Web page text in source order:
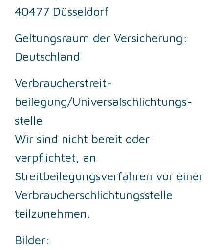
40477 Düsseldorf
Geltungsraum der Versicherung:
Deutschland
Verbraucher­streit­
beilegung/Universal­schlichtungs­
stelle
Wir sind nicht bereit oder
verpflichtet, an
Streitbeilegungsverfahren vor einer
Verbraucherschlichtungsstelle
teilzunehmen.
Bilder: